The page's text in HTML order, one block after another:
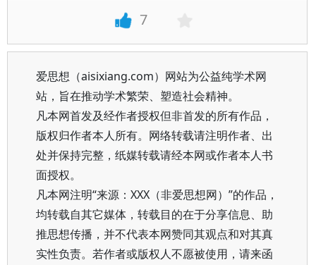
7
爱思想（aisixiang.com）网站为公益纯学术网
站，旨在推动学术繁荣、塑造社会精神。
凡本网首发及经作者授权但非首发的所有作品，
版权归作者本人所有。网络转载请注明作者、出
处并保持完整，纸媒转载请经本网或作者本人书
面授权。
凡本网注明“来源：XXX（非爱思想网）”的作品，
均转载自其它媒体，转载目的在于分享信息、助
推思想传播，并不代表本网赞同其观点和对其真
实性负责。若作者或版权人不愿被使用，请来函